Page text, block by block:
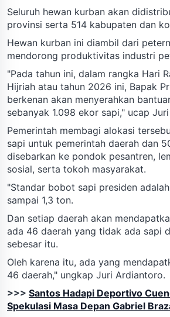
Seluruh hewan kurban akan
provinsi serta 514 kabupaten dan
Hewan kurban ini diambil dari
mendorong produktivitas industri
"Pada tahun ini, dalam rangka Hari
Hijriah atau tahun 2026 ini, Bapak
berkenan akan menyerahkan
sebanyak 1.098 ekor sapi," ucap
Pemerintah membagi alokasi
sapi untuk pemerintah daerah dan
disebarkan ke pondok pesantren,
sosial, serta tokoh masyarakat.
"Standar bobot sapi presiden
sampai 1,3 ton.
Dan setiap daerah akan
ada 46 daerah yang tidak ada sapi
sebesar itu.
Oleh karena itu, ada yang
46 daerah," ungkap Juri Ardiantoro.
>>> Santos Hadapi Deportivo
Spekulasi Masa Depan Gabriel